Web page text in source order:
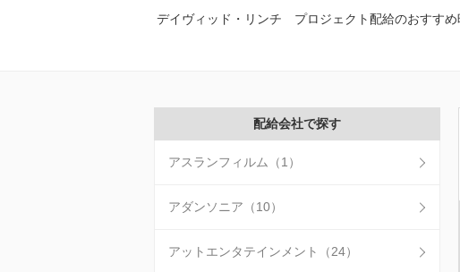
デイヴィッド・リンチ プロジェクト配給のおすす
配給会社で探す
アスランフィルム（1）
アダンソニア（10）
アットエンタテインメント（24）